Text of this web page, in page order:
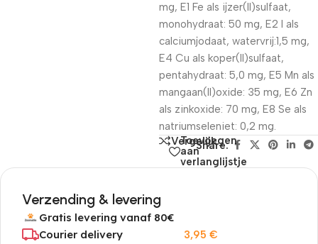
mg, E1 Fe als ijzer(II)sulfaat,
monohydraat: 50 mg, E2 I als
calciumjodaat, watervrij:1,5 mg,
E4 Cu als koper(II)sulfaat,
pentahydraat: 5,0 mg, E5 Mn als
mangaan(II)oxide: 35 mg, E6 Zn
als zinkoxide: 70 mg, E8 Se als
natriumseleniet: 0,2 mg.
Vergelijk
Toevoegen
aan
verlanglijstje
Share:
Verzending & levering
Gratis levering vanaf 80€
Courier delivery
3,95 €